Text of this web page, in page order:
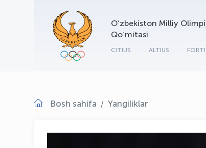
O‘zbekiston Milliy
Qo‘mitasi
CITIUS ALTIUS
Bosh sahifa Yangiliklar